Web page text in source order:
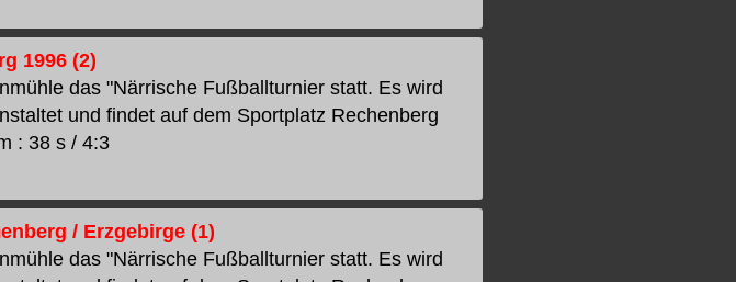
1996 (2)
das "Närrische Fußballturnier statt. Es wird
und findet auf dem Sportplatz Rechenberg
: 38 s / 4:3
/ Erzgebirge (1)
das "Närrische Fußballturnier statt. Es wird